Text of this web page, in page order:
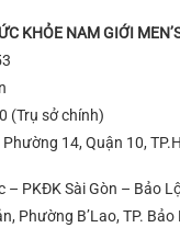
KHỎE NAM GIỚI
(Trụ sở chính)
14, Quận 10,
– PKĐK Sài Gòn – Bảo
Phường B’Lao, TP.